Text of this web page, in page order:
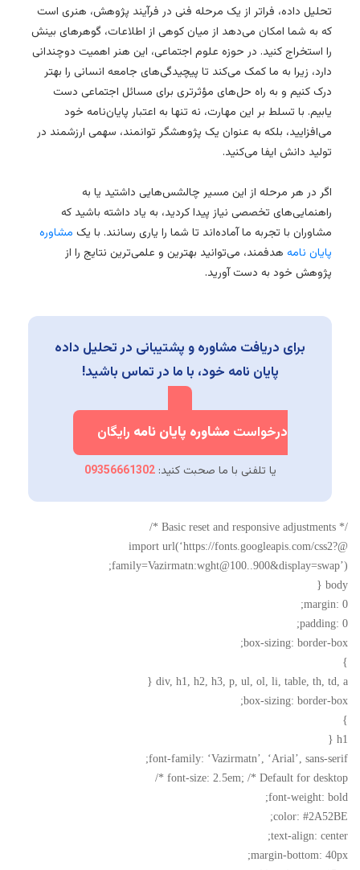
تحلیل داده، فراتر از یک مرحله فنی در فرآیند پژوهش، هنری است
که به شما امکان می‌دهد از میان کوهی از اطلاعات، گوهرهای بینش
را استخراج کنید. در حوزه علوم اجتماعی، این هنر اهمیت دوچندانی
دارد، زیرا به ما کمک می‌کند تا پیچیدگی‌های جامعه انسانی را بهتر
درک کنیم و به راه حل‌های مؤثرتری برای مسائل اجتماعی دست
یابیم. با تسلط بر این مهارت، نه تنها به اعتبار پایان‌نامه خود
می‌افزایید، بلکه به عنوان یک پژوهشگر توانمند، سهمی ارزشمند در
تولید دانش ایفا می‌کنید.
اگر در هر مرحله از این مسیر چالشس‌هایی داشتید یا به
راهنمایی‌های تخصصی نیاز پیدا کردید، به یاد داشته باشید که
مشاوران با تجربه ما آماده‌اند تا شما را یاری رسانند. با یک مشاوره
پایان نامه هدفمند، می‌توانید بهترین و علمی‌ترین نتایج را از
پژوهش خود به دست آورید.
برای دریافت مشاوره و پشتیبانی در تحلیل داده
پایان نامه خود، با ما در تماس باشید!
درخواستمشاوره پایان نامه رایگان
یا تلفنی با ما صحبت کنید:09356661302
/* Basic reset and responsive adjustments */
@import url(‘https://fonts.googleapis.com/css2?
family=Vazirmatn:wght@100..900&display=swap’);
body {
margin: 0;
padding: 0;
box-sizing: border-box;
}
div, h1, h2, h3, p, ul, ol, li, table, th, td, a {
box-sizing: border-box;
}
h1 {
font-family: ‘Vazirmatn’, ‘Arial’, sans-serif;
font-size: 2.5em; /* Default for desktop */
font-weight: bold;
color: #2A52BE;
text-align: center;
margin-bottom: 40px;